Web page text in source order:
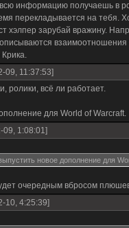
информацию получаешь в
перекладывается на тебя.
хэлпер зарубай вражину.
09, 11:37:53]
ролики, всё ли работает.
для World of Warcraft.
09, 1:08:01]
новое дополнение для
очередным вбросом
10, 4:25:39]